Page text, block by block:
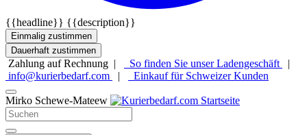
{{headline}} {{description}}
Einmalig zustimmen
Dauerhaft zustimmen
Zahlung auf Rechnung | So finden Sie unser Ladengeschäft
|
info@kurierbedarf.com
| Einkauf für Schweizer Kunden
Mirko Schewe-Mateew